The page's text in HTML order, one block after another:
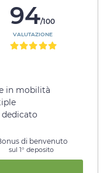
94/100
VALUTAZIONE
in mobilità
dedicato
di benvenuto
sul 1° deposito